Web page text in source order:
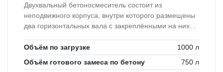
Двухвальный бетоносмеситель состоит из
неподвижного корпуса, внутри которого размещены
два горизонтальных вала с закреплёнными на них
любую точку Беларуси. Срок изготовления
оборудования составляет от 5 до 25 дней. На наше
оборудование мы даем гарантию 12 мес. и полное
Объём по загрузке
1000 л
Объём готового замеса по бетону
750 л